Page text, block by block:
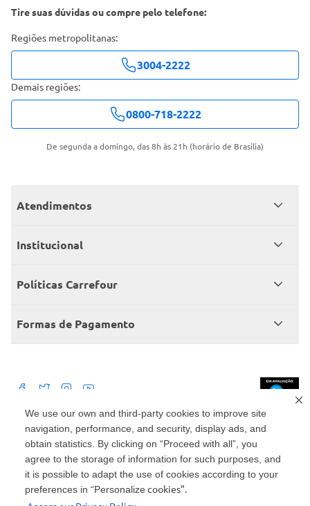
We use our own and third-party cookies to improve site
navigation, performance, and security, display ads, and
obtain statistics. By clicking on “Proceed with all”, you
agree to the storage of information for such purposes, and
it is possible to adapt the use of cookies according to your
preferences in “Personalize cookies”.
Tire suas dúvidas ou compre pelo telefone:
Regiões metropolitanas:
3004-2222
Demais regiões:
0800-718-2222
De segunda a domingo, das 8h às 21h (horário de Brasília)
Atendimentos
Meus pedidos
Consumidor.gov
Institucional
Grupo Carrefour Brasil
Produtos Carrefour
Políticas Carrefour
Políticas de entregas
Políticas de trocas e devoluções
Formas de Pagamento
Mercado: Carrefour Comércio e Indústrias Ltda Via de Acesso Norte, Km 38,
nº 420, Empresarial Gato Preto, Cajamar - SP | CEP 07789-100 | CNPJ:
45.543.915/0846-95
Drogaria: Carrefour Comercio e Industria Ltda: Avenida das Nações Unidas,
15187, Loja 104/105/106 Bloco A Setor 1 - Vila Gertrudes, São Paulo, SP |
CEP 04794-000 | CNPJ: 45.543.915/0736-50
Envio de documentos administrativos e jurídicos: Avenida Tucunaré, 125 -